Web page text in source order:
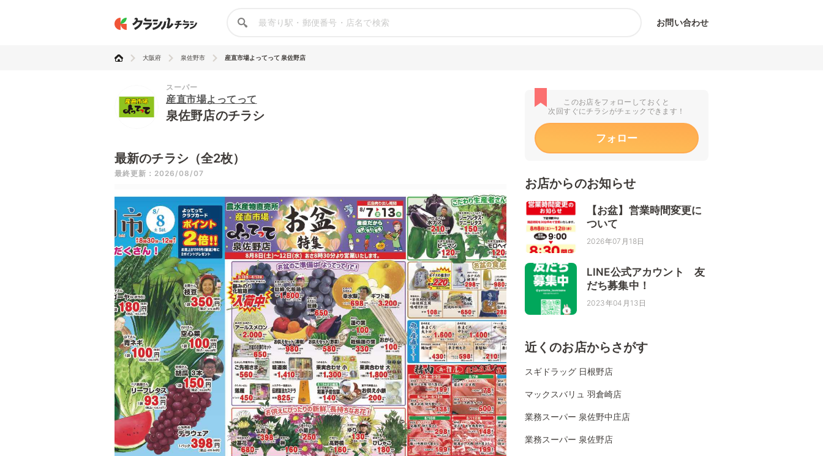
お問い合わせ
大阪府 泉佐野市 産直市場よってって 泉佐野店
スーパー
産直市場よってって
泉佐野店のチラシ
最新のチラシ（全2枚）
最終更新：2026/08/07
このお店をフォローしておくと
次回すぐにチラシがチェックできます！
フォロー
お店からのお知らせ
【お盆】営業時間変更に
ついて
2026年07月18日
LINE公式アカウント 友
だち募集中！
2023年04月13日
近くのお店からさがす
スギドラッグ 日根野店
マックスバリュ 羽倉崎店
業務スーパー 泉佐野中庄店
業務スーパー 泉佐野店